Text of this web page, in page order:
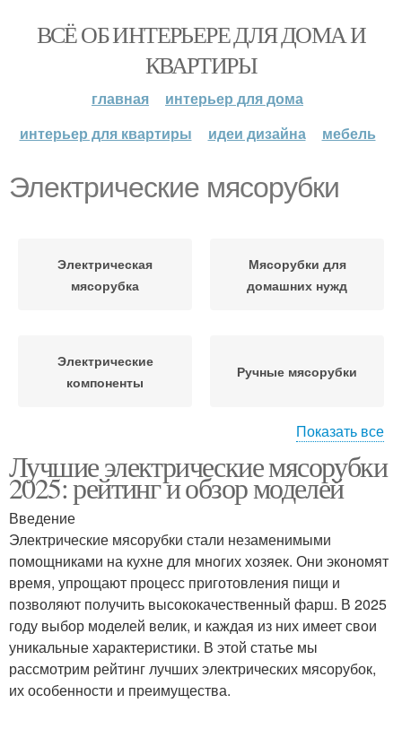
ВСЁ ОБ ИНТЕРЬЕРЕ ДЛЯ ДОМА И
КВАРТИРЫ
главная
интерьер для дома
интерьер для квартиры
идеи дизайна мебель
Электрические мясорубки
Электрическая
мясорубка
Мясорубки для
домашних нужд
Электрические
компоненты
Ручные мясорубки
мясорубке
Масла на мясорубку
Мясорубки для
домашнего
использования
Мясорубка по цене
Мясорубка без
перерыва
Мясорубки по цене
Показать все
Лучшие электрические мясорубки
2025: рейтинг и обзор моделей
Введение
Электрические мясорубки стали незаменимыми
помощниками на кухне для многих хозяек. Они экономят
время, упрощают процесс приготовления пищи и
позволяют получить высококачественный фарш. В 2025
году выбор моделей велик, и каждая из них имеет свои
уникальные характеристики. В этой статье мы
рассмотрим рейтинг лучших электрических мясорубок,
их особенности и преимущества.